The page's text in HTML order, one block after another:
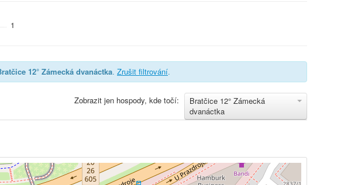
1
12° Zámecká dvanáctka. Zrušit filtrování.
Bratčice 12° Zámecká
dvanáctka
Zobrazit jen hospody, kde točí: